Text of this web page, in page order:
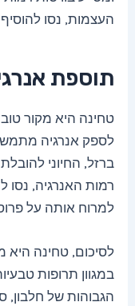
העצמות, נסו להוסיף
תוספת
טחינה היא מקור טוב
לספק אנרגיה
ברזל, החיוני
רמות האנרגיה, נסו
למרוח אותה על
לסיכום, טחינה היא
במגוון תרופות
הגבוהות של חלבון,